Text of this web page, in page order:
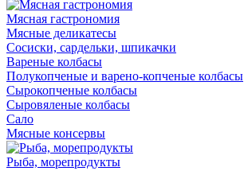
Мясная гастрономия
Мясные деликатесы
Сосиски, сардельки, шпикачки
Вареные колбасы
Полукопченые и варено-копченые колбасы
Сырокопченые колбасы
Сыровяленые колбасы
Сало
Мясные консервы
Рыба, морепродукты